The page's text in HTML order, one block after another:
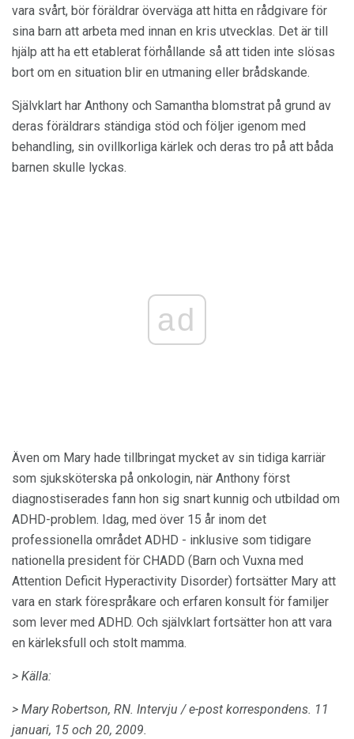
vara svårt, bör föräldrar överväga att hitta en rådgivare för
sina barn att arbeta med innan en kris utvecklas. Det är till
hjälp att ha ett etablerat förhållande så att tiden inte slösas
bort om en situation blir en utmaning eller brådskande.
Självklart har Anthony och Samantha blomstrat på grund av
deras föräldrars ständiga stöd och följer igenom med
behandling, sin ovillkorliga kärlek och deras tro på att båda
barnen skulle lyckas.
ad
Även om Mary hade tillbringat mycket av sin tidiga karriär
som sjuksköterska på onkologin, när Anthony först
diagnostiserades fann hon sig snart kunnig och utbildad om
ADHD-problem. Idag, med över 15 år inom det
professionella området ADHD - inklusive som tidigare
nationella president för CHADD (Barn och Vuxna med
Attention Deficit Hyperactivity Disorder) fortsätter Mary att
vara en stark förespråkare och erfaren konsult för familjer
som lever med ADHD. Och självklart fortsätter hon att vara
en kärleksfull och stolt mamma.
> Källa:
> Mary Robertson, RN. Intervju / e-post korrespondens. 11
januari, 15 och 20, 2009.